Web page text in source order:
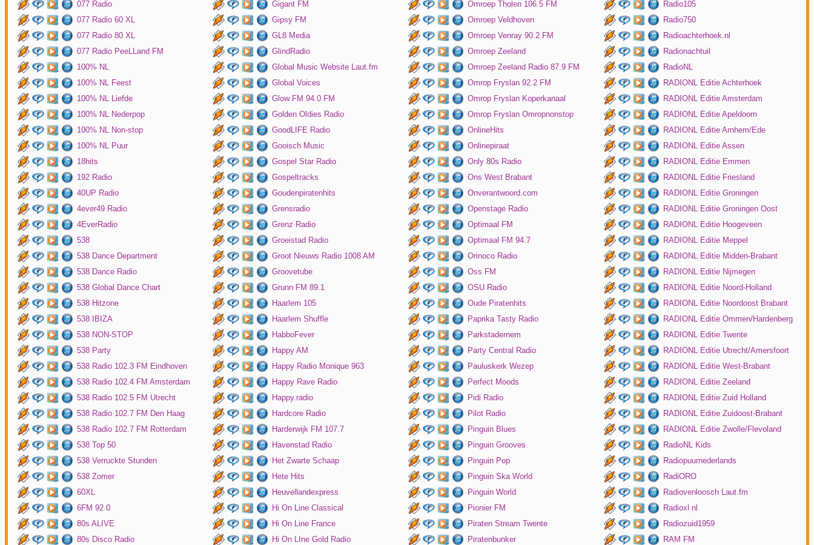
077 Radio
077 Radio 60 XL
077 Radio 80 XL
077 Radio PeeLLand FM
100% NL
100% NL Feest
100% NL Liefde
100% NL Nederpop
100% NL Non-stop
100% NL Puur
18hits
192 Radio
40UP Radio
4ever49 Radio
4EverRadio
538
538 Dance Department
538 Dance Radio
538 Global Dance Chart
538 Hitzone
538 IBIZA
538 NON-STOP
538 Party
538 Radio 102.3 FM Eindhoven
538 Radio 102.4 FM Amsterdam
538 Radio 102.5 FM Utrecht
538 Radio 102.7 FM Den Haag
538 Radio 102.7 FM Rotterdam
538 Top 50
538 Verruckte Stunden
538 Zomer
60XL
6FM 92.0
80s ALIVE
80s Disco Radio
Gigant FM
Gipsy FM
GL8 Media
GlindRadio
Global Music Website Laut.fm
Global Voices
Glow FM 94.0 FM
Golden Oldies Radio
GoodLIFE Radio
Gooisch Music
Gospel Star Radio
Gospeltracks
Goudenpiratenhits
Grensradio
Grenz Radio
Groeistad Radio
Groot Nieuws Radio 1008 AM
Groovetube
Grunn FM 89.1
Haarlem 105
Haarlem Shuffle
HabboFever
Happy AM
Happy Radio Monique 963
Happy Rave Radio
Happy.radio
Hardcore Radio
Harderwijk FM 107.7
Havenstad Radio
Het Zwarte Schaap
Hete Hits
Heuvellandexpress
Hi On Line Classical
Hi On Line France
Hi On LIne Gold Radio
Omroep Tholen 106.5 FM
Omroep Veldhoven
Omroep Venray 90.2 FM
Omroep Zeeland
Omroep Zeeland Radio 87.9 FM
Omrop Fryslan 92.2 FM
Omrop Fryslan Koperkanaal
Omrop Fryslan Omropnonstop
OnlineHits
Onlinepiraat
Only 80s Radio
Ons West Brabant
Onverantwoord.com
Openstage Radio
Optimaal FM
Optimaal FM 94.7
Orinoco Radio
Oss FM
OSU Radio
Oude Piratenhits
Paprika Tasty Radio
Parkstadernem
Party Central Radio
Pauluskerk Wezep
Perfect Moods
Pidi Radio
Pilot Radio
Pinguin Blues
Pinguin Grooves
Pinguin Pop
Pinguin Ska World
Pinguin World
Pionier FM
Piraten Stream Twente
Piratenbunker
Radio105
Radio750
Radioachterhoek.nl
Radionachtuil
RadioNL
RADIONL Editie Achterhoek
RADIONL Editie Amsterdam
RADIONL Editie Apeldoorn
RADIONL Editie Arnhem/Ede
RADIONL Editie Assen
RADIONL Editie Emmen
RADIONL Editie Friesland
RADIONL Editie Groningen
RADIONL Editie Groningen Oost
RADIONL Editie Hoogeveen
RADIONL Editie Meppel
RADIONL Editie Midden-Brabant
RADIONL Editie Nijmegen
RADIONL Editie Noord-Holland
RADIONL Editie Noordoost Brabant
RADIONL Editie Ommen/Hardenberg
RADIONL Editie Twente
RADIONL Editie Utrecht/Amersfoort
RADIONL Editie West-Brabant
RADIONL Editie Zeeland
RADIONL Editie Zuid Holland
RADIONL Editie Zuidoost-Brabant
RADIONL Editie Zwolle/Flevoland
RadioNL Kids
Radiopuurnederlands
RadiORO
Radiovenloosch Laut.fm
Radioxl nl
Radiozuid1959
RAM FM